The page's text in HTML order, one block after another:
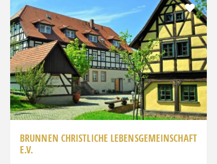
BRUNNEN CHRISTLICHE LEBENSGEMEINSCHAFT
E.V.